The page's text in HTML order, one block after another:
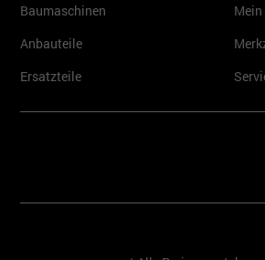
Baumaschinen
Anbauteile
Ersatzteile